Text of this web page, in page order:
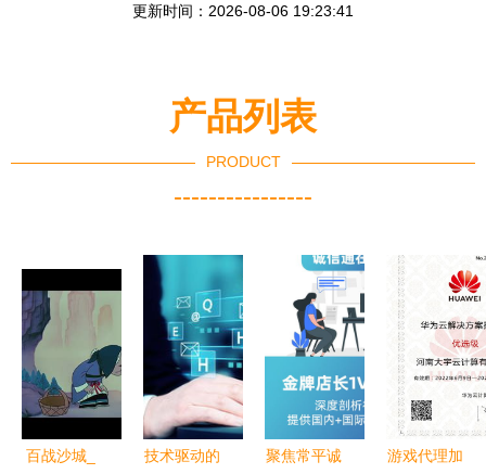
更新时间：2026-08-06 19:23:41
产品列表
PRODUCT
----------------
百战沙城_
技术驱动的
聚焦常平诚
游戏代理加